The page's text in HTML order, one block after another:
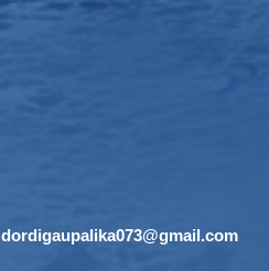
dordigaupalika073@gmail.com